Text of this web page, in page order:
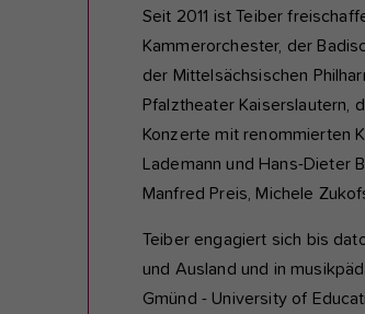
Seit 2011 ist Teiber
Kammerorchester, der
der Mittelsächsischen
Pfalztheater Kaiserslautern,
Konzerte mit renommierten
Lademann und Hans-Dieter
Manfred Preis, Michele
Teiber engagiert sich bis
und Ausland und in
Gmünd - University of